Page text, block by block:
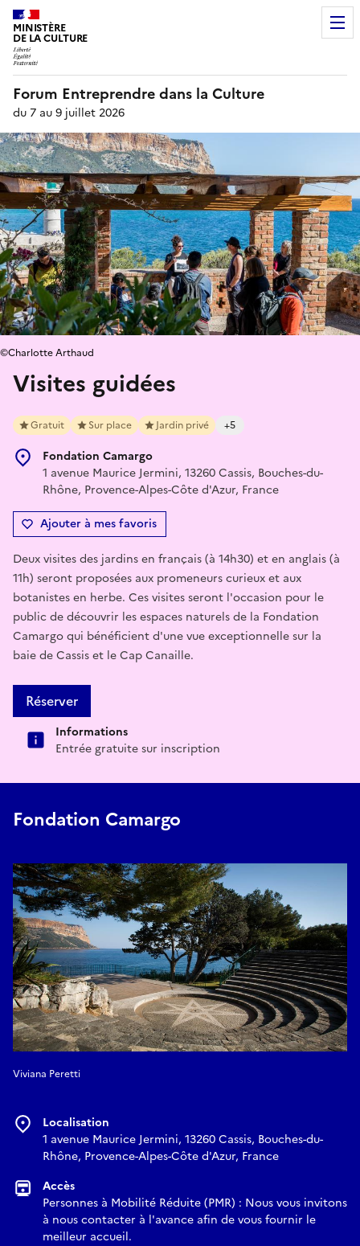
MINISTÈRE
DE LA CULTURE
Forum Entreprendre dans la Culture
du 7 au 9 juillet 2026
Visites guidées
Gratuit Sur place Jardin privé +5
Fondation Camargo
1 avenue Maurice Jermini, 13260 Cassis, Bouches-du-
Rhône, Provence-Alpes-Côte d'Azur, France
Ajouter à mes favoris
©Charlotte Arthaud
Deux visites des jardins en français (à 14h30) et en anglais (à
11h) seront proposées aux promeneurs curieux et aux
botanistes en herbe. Ces visites seront l'occasion pour le
public de découvrir les espaces naturels de la Fondation
Camargo qui bénéficient d'une vue exceptionnelle sur la
baie de Cassis et le Cap Canaille.
Réserver
Informations
Entrée gratuite sur inscription
Fondation Camargo
Viviana Peretti
Localisation
1 avenue Maurice Jermini, 13260 Cassis, Bouches-du-
Rhône, Provence-Alpes-Côte d'Azur, France
Accès
Personnes à Mobilité Réduite (PMR) : Nous vous invitons
à nous contacter à l'avance afin de vous fournir le
meilleur accueil.